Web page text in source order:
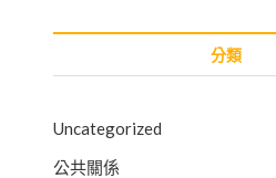
分類
Uncategorized
公共關係